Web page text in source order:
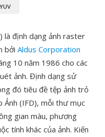
YUV
là định dạng ảnh raster
bởi Aldus Corporation
10 năm 1986 cho các
ảnh. Định dạng sử
đó tiêu đề tệp ảnh trỏ
Ảnh (IFD), mỗi thư mục
gian màu, phương
tính khác của ảnh. Kiến